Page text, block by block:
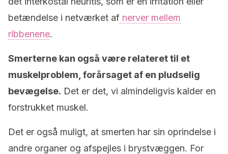
betændelse i netværket af nerver mellem
ribbenene.
Smerterne kan også være relateret til et
muskelproblem, forårsaget af en pludselig
bevægelse. Det er det, vi almindeligvis kalder en
forstrukket muskel.
Det er også muligt, at smerten har sin oprindelse i
andre organer og afspejles i brystvæggen. For